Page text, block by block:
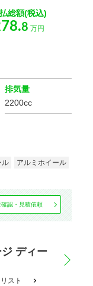
ング
総額(税込)
8 万円
排気量
2200cc
ル
アルミホイール
確認・見積依頼
ディー
スト